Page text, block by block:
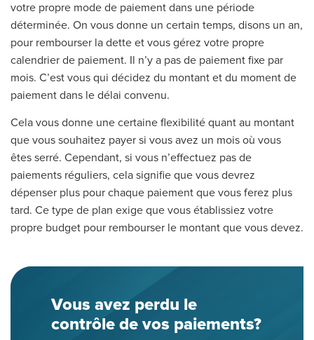
votre propre mode de paiement dans une période
déterminée. On vous donne un certain temps, disons un an,
pour rembourser la dette et vous gérez votre propre
calendrier de paiement. Il n’y a pas de paiement fixe par
mois. C’est vous qui décidez du montant et du moment de
paiement dans le délai convenu.
Cela vous donne une certaine flexibilité quant au montant
que vous souhaitez payer si vous avez un mois où vous
êtes serré. Cependant, si vous n’effectuez pas de
paiements réguliers, cela signifie que vous devrez
dépenser plus pour chaque paiement que vous ferez plus
tard. Ce type de plan exige que vous établissiez votre
propre budget pour rembourser le montant que vous devez.
Vous avez perdu le
contrôle de vos paiements?